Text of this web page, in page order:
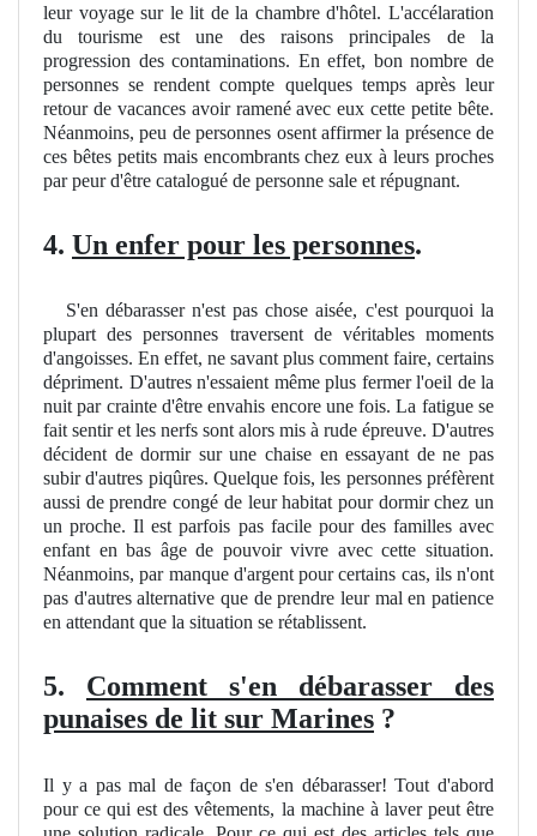
leur voyage sur le lit de la chambre d'hôtel. L'accélaration
du tourisme est une des raisons principales de la
progression des contaminations. En effet, bon nombre de
personnes se rendent compte quelques temps après leur
retour de vacances avoir ramené avec eux cette petite bête.
Néanmoins, peu de personnes osent affirmer la présence de
ces bêtes petits mais encombrants chez eux à leurs proches
par peur d'être catalogué de personne sale et répugnant.
4. Un enfer pour les personnes.
S'en débarasser n'est pas chose aisée, c'est pourquoi la
plupart des personnes traversent de véritables moments
d'angoisses. En effet, ne savant plus comment faire, certains
dépriment. D'autres n'essaient même plus fermer l'oeil de la
nuit par crainte d'être envahis encore une fois. La fatigue se
fait sentir et les nerfs sont alors mis à rude épreuve. D'autres
décident de dormir sur une chaise en essayant de ne pas
subir d'autres piqûres. Quelque fois, les personnes préfèrent
aussi de prendre congé de leur habitat pour dormir chez un
un proche. Il est parfois pas facile pour des familles avec
enfant en bas âge de pouvoir vivre avec cette situation.
Néanmoins, par manque d'argent pour certains cas, ils n'ont
pas d'autres alternative que de prendre leur mal en patience
en attendant que la situation se rétablissent.
5. Comment s'en débarasser des
punaises de lit sur Marines ?
Il y a pas mal de façon de s'en débarasser! Tout d'abord
pour ce qui est des vêtements, la machine à laver peut être